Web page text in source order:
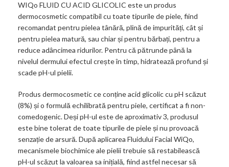
WIQo FLUID CU ACID GLICOLIC este un produs
dermocosmetic compatibil cu toate tipurile de piele, fiind
recomandat pentru pielea tânără, plină de impurități, cât și
pentru pielea matură, sau chiar și pentru bărbați, pentru a
reduce adâncimea ridurilor. Pentru că pătrunde până la
nivelul dermului efectul crește în timp, hidratează profund și
scade pH-ul pielii.
Produs dermocosmetic ce conține acid glicolic cu pH scăzut
(8%) și o formulă echilibrată pentru piele, certificat a fi non-
comedogenic. Deși pH-ul este de aproximativ 3, produsul
este bine tolerat de toate tipurile de piele și nu provoacă
senzație de arsură. După aplicarea Fluidului Facial WiQo,
mecanismele biochimice ale pielii trebuie să restabilească
pH-ul scăzut la valoarea sa inițială, fiind astfel necesar să